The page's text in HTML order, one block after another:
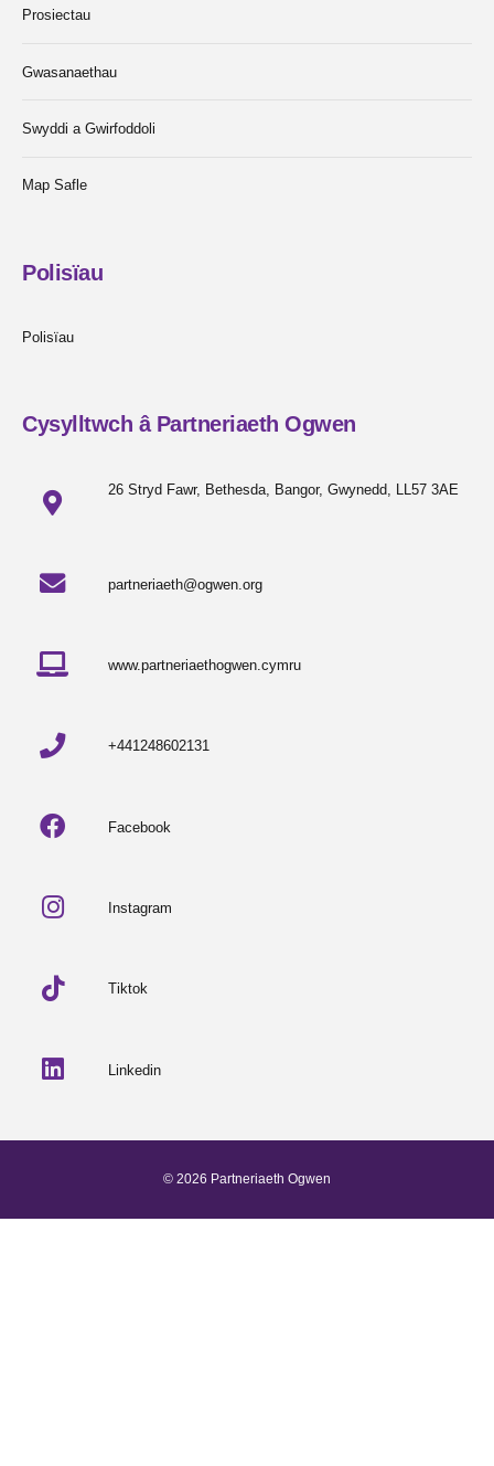
Prosiectau
Gwasanaethau
Swyddi a Gwirfoddoli
Map Safle
Polisïau
Polisïau
Cysylltwch â Partneriaeth Ogwen
26 Stryd Fawr, Bethesda, Bangor, Gwynedd, LL57 3AE
partneriaeth@ogwen.org
www.partneriaethogwen.cymru
+441248602131
Facebook
Instagram
Tiktok
Linkedin
© 2026 Partneriaeth Ogwen